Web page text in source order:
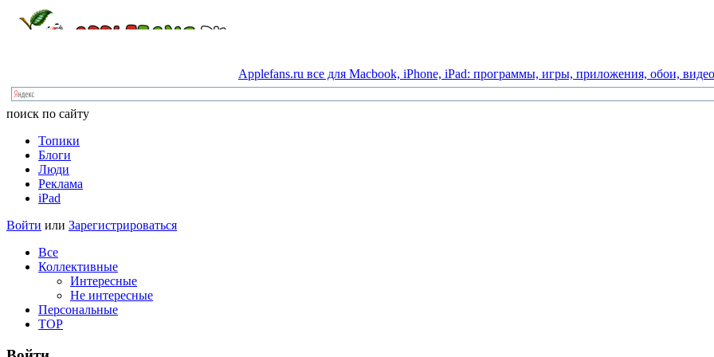
Applefans.ru все для Macbook, iPhone, iPad: программы, игры, приложения, обои, видео
поиск по сайту
Топики
Блоги
Люди
Реклама
iPad
Войти или Зарегистрироваться
Все
Коллективные
Интересные
Не интересные
Персональные
TOP